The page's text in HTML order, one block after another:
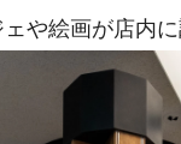
や絵画が店内